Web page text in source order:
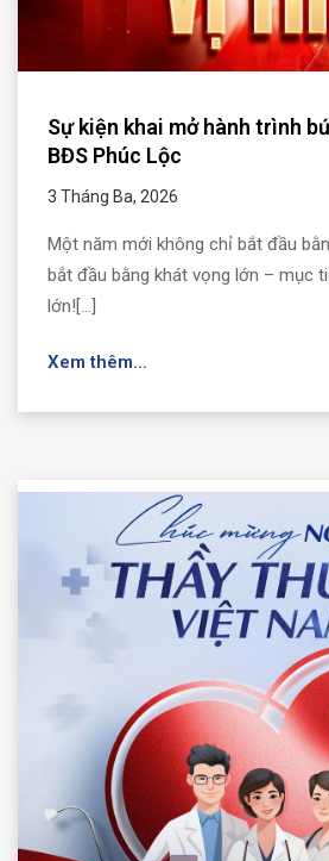
Sự kiện khai mở hành trình
BĐS Phúc Lộc
3 Tháng Ba, 2026
Một năm mới không chỉ bắt đầu
bắt đầu bằng khát vọng lớn – mục
lớn![...]
Xem thêm...